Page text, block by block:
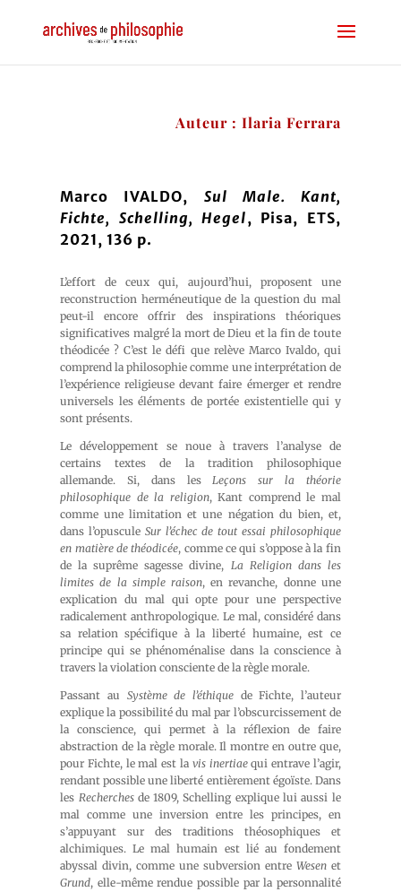
Auteur : Ilaria Ferrara
Marco IVALDO, Sul Male. Kant,
Fichte, Schelling, Hegel, Pisa, ETS,
2021, 136 p.
L’effort de ceux qui, aujourd’hui, proposent une
reconstruction herméneutique de la question du mal
peut-il encore offrir des inspirations théoriques
significatives malgré la mort de Dieu et la fin de toute
théodicée ? C’est le défi que relève Marco Ivaldo, qui
comprend la philosophie comme une interprétation de
l’expérience religieuse devant faire émerger et rendre
universels les éléments de portée existentielle qui y
sont présents.
Le développement se noue à travers l’analyse de
certains textes de la tradition philosophique
allemande. Si, dans lesLeçons sur la théorie
philosophique de la religion, Kant comprend le mal
comme une limitation et une négation du bien, et,
dans l’opuscule Sur l’échec de tout essai philosophique
en matière de théodicée, comme ce qui s’oppose à la fin
de la suprême sagesse divine, La Religion dans les
limites de la simple raison, en revanche, donne une
explication du mal qui opte pour une perspective
radicalement anthropologique. Le mal, considéré dans
sa relation spécifique à la liberté humaine, est ce
principe qui se phénoménalise dans la conscience à
travers la violation consciente de la règle morale.
Passant au Système de l’éthiquede Fichte, l’auteur
explique la possibilité du mal par l’obscurcissement de
la conscience, qui permet à la réflexion de faire
abstraction de la règle morale. Il montre en outre que,
pour Fichte, le mal est la vis inertiaequi entrave l’agir,
rendant possible une liberté entièrement égoïste. Dans
les Recherchesde 1809, Schelling explique lui aussi le
mal comme une inversion entre les principes, en
s’appuyant sur des traditions théosophiques et
alchimiques. Le mal humain est lié au fondement
abyssal divin, comme une subversion entre Wesenet
Grund, elle-même rendue possible par la personnalité